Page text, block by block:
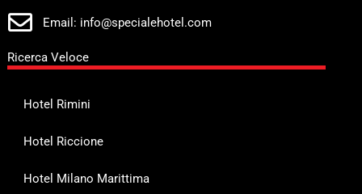
Email: info@specialehotel.com
Ricerca Veloce
Hotel Rimini
Hotel Riccione
Hotel Milano Marittima